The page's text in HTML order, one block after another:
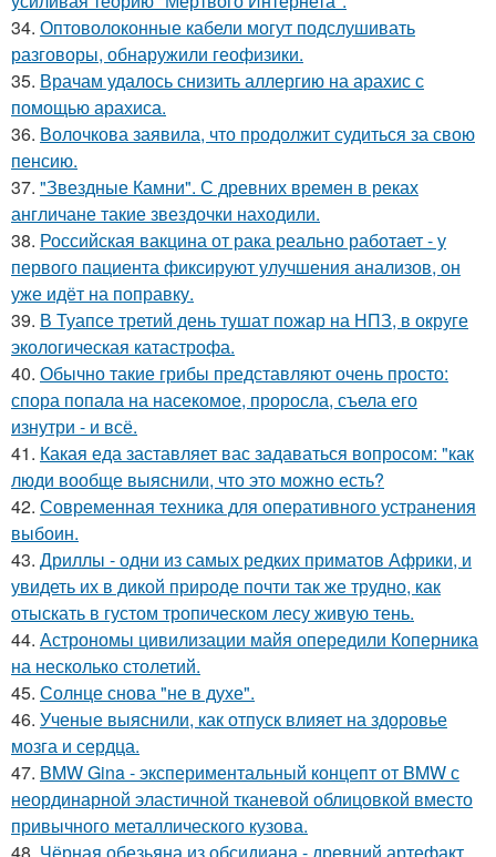
34. Оптоволоконные кабели могут подслушивать
разговоры, обнаружили геофизики.
35. Врачам удалось снизить аллергию на арахис с
помощью арахиса.
36. Волочкова заявила, что продолжит судиться за свою
пенсию.
37. "Звездные Камни". С древних времен в реках
англичане такие звездочки находили.
38. Российская вакцина от рака реально работает - у
первого пациента фиксируют улучшения анализов, он
уже идёт на поправку.
39. В Туапсе третий день тушат пожар на НПЗ, в округе
экологическая катастрофа.
40. Обычно такие грибы представляют очень просто:
спора попала на насекомое, проросла, съела его
изнутри - и всё.
41. Какая еда заставляет вас задаваться вопросом: "как
люди вообще выяснили, что это можно есть?
42. Современная техника для оперативного устранения
выбоин.
43. Дриллы - одни из самых редких приматов Африки, и
увидеть их в дикой природе почти так же трудно, как
отыскать в густом тропическом лесу живую тень.
44. Астрономы цивилизации майя опередили Коперника
на несколько столетий.
45. Солнце снова "не в духе".
46. Ученые выяснили, как отпуск влияет на здоровье
мозга и сердца.
47. BMW Gina - экспериментальный концепт от BMW с
неординарной эластичной тканевой облицовкой вместо
привычного металлического кузова.